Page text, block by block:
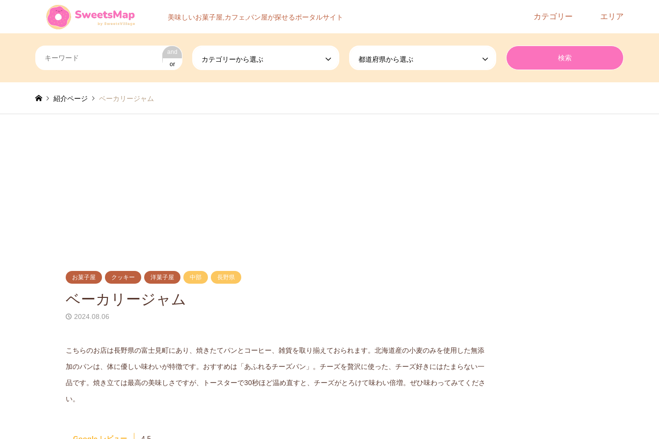
美味しいお菓子屋,カフェ,パン屋が探せるポータルサイト カテゴリー エリア
and
or
カテゴリーから選ぶ 都道府県から選ぶ
紹介ページ ベーカリージャム
お菓子屋 クッキー 洋菓子屋 中部 長野県
ベーカリージャム
2024.08.06
こちらのお店は長野県の富士見町にあり、焼きたてパンとコーヒー、雑貨を取り揃えておられます。北海道産の小麦のみを使用した無添
加のパンは、体に優しい味わいが特徴です。おすすめは「あふれるチーズパン」。チーズを贅沢に使った、チーズ好きにはたまらない一
品です。焼き立ては最高の美味しさですが、トースターで30秒ほど温め直すと、チーズがとろけて味わい倍増。ぜひ味わってみてくださ
い。